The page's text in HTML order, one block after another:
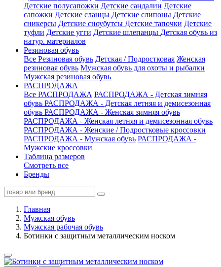
Детские полусапожки Детские сандалии Детские
сапожки Детские сланцы Детские слипоны Детские
сникерсы Детские сноубутсы Детские тапочки Детские
туфли Детские угги Детские шлепанцы Детская обувь из
натур. материалов
Резиновая обувь
Все Резиновая обувь Детская / Подростковая Женская
резиновая обувь Мужская обувь для охоты и рыбалки
Мужская резиновая обувь
РАСПРОДАЖА
Все РАСПРОДАЖА РАСПРОДАЖА - Детская зимняя
обувь РАСПРОДАЖА - Детская летняя и демисезонная
обувь РАСПРОДАЖА - Женская зимняя обувь
РАСПРОДАЖА - Женская летняя и демисезонная обувь
РАСПРОДАЖА - Женские / Подростковые кроссовки
РАСПРОДАЖА - Мужская обувь РАСПРОДАЖА -
Мужские кроссовки
Таблица размеров
Смотреть все
Бренды
Главная
Мужская обувь
Мужская рабочая обувь
Ботинки с защитным металлическим носком